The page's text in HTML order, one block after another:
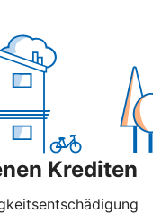
Krediten